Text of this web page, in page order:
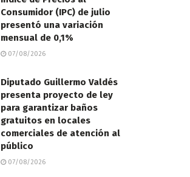
Consumidor (IPC) de julio
presentó una variación
mensual de 0,1%
07/08/2026
Diputado Guillermo Valdés
presenta proyecto de ley
para garantizar baños
gratuitos en locales
comerciales de atención al
público
07/08/2026